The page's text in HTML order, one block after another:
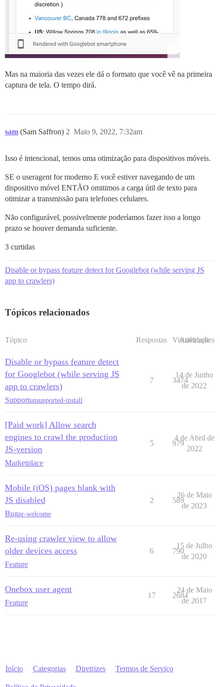
Mas na maioria das vezes ele dá o formato que você vê na primeira
captura de tela. O tempo dirá.
sam (Sam Saffron) Maio 9, 2022, 7:32am
2
Isso é intencional, temos uma otimização para dispositivos móveis.
SE o useragent for moderno E você estiver navegando de um
dispositivo móvel ENTÃO omitimos a carga útil de texto para
otimizar a transmissão para telefones celulares.
Não configurável, possivelmente poderíamos fazer isso a longo
prazo se houver demanda suficiente.
3 curtidas
Disable or bypass feature detect for Googlebot (while serving JS
app to crawlers)
Tópicos relacionados
Tópico Respostas Visualizações
Atividade
Disable or bypass feature detect
for Googlebot (while serving JS
app to crawlers)
Supportunsupported-install
7 3474
14 de Junho
de 2022
[Paid work] Allow search
engines to crawl the production
JS-version
Marketplace
5 979
4 de Abril de
2022
Mobile (iOS) pages blank with
JS disabled
Bugpr-welcome
2 589
26 de Maio
de 2023
Re-using crawler view to allow
older devices access
Feature
6 790
15 de Julho
de 2020
Onebox user agent
Feature
17 2684
24 de Maio
de 2017
Início Categorias Diretrizes Termos de Serviço